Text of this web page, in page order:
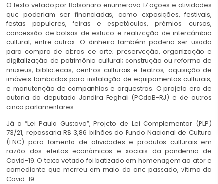
O texto vetado por Bolsonaro enumerava 17 ações e atividades
que poderiam ser financiadas, como exposições, festivais,
festas populares, feiras e espetáculos, prêmios, cursos,
concessão de bolsas de estudo e realização de intercâmbio
cultural, entre outras. O dinheiro também poderia ser usado
para compra de obras de arte; preservação, organização e
digitalização de patrimônio cultural; construção ou reforma de
museus, bibliotecas, centros culturais e teatros; aquisição de
imóveis tombados para instalação de equipamentos culturais;
e manutenção de companhias e orquestras. O projeto era de
autoria da deputada Jandira Feghali (PCdoB-RJ) e de outros
cinco parlamentares.
Já a “Lei Paulo Gustavo”, Projeto de Lei Complementar (PLP)
73/21, repassaria R$ 3,86 bilhões do Fundo Nacional de Cultura
(FNC) para fomento de atividades e produtos culturais em
razão dos efeitos econômicos e sociais da pandemia de
Covid-19. O texto vetado foi batizado em homenagem ao ator e
comediante que morreu em maio do ano passado, vítima da
Covid-19.